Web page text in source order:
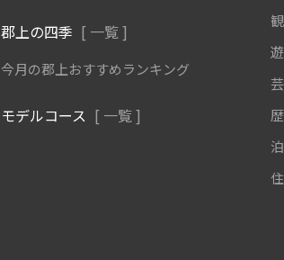
郡上の四季 [ 一覧 ]
今月の郡上おすすめランキング
モデルコース [ 一覧 ]